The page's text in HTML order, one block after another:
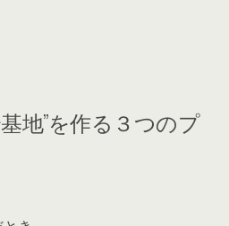
地”を作る３つのプ